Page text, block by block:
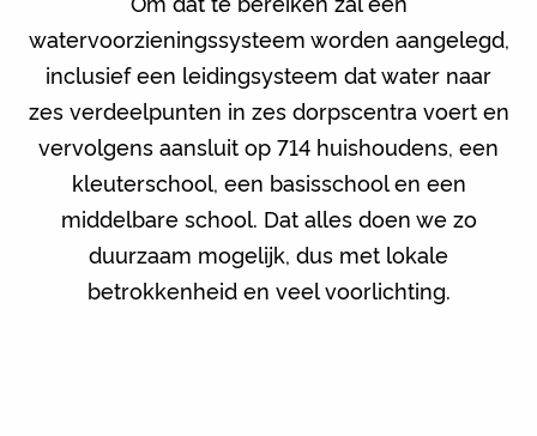
watervoorzieningssysteem worden aangelegd,
inclusief een leidingsysteem dat water naar
zes verdeelpunten in zes dorpscentra voert en
vervolgens aansluit op 714 huishoudens, een
kleuterschool, een basisschool en een
middelbare school. Dat alles doen we zo
duurzaam mogelijk, dus met lokale
betrokkenheid en veel voorlichting.